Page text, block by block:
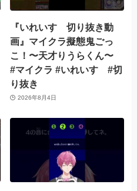
『いれいす 切り抜き動
画』マイクラ擬態鬼ごっ
こ！〜天才りうらくん〜
#マイクラ #いれいす #切
り抜き
2026年8月4日